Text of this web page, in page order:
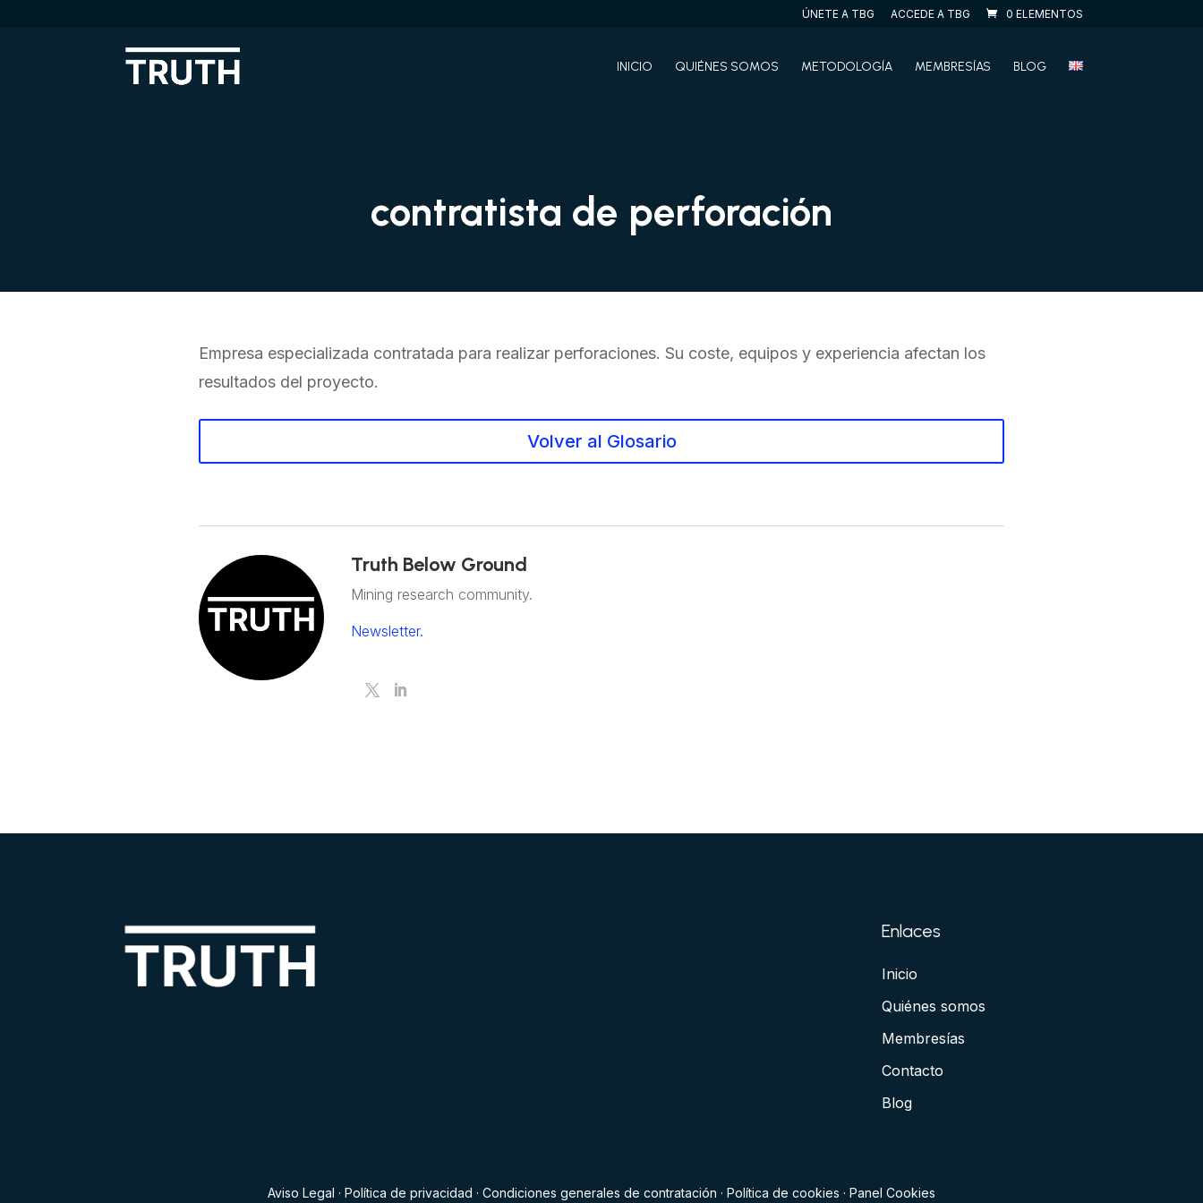
ÚNETE A TBG ACCEDE A TBG 0 ELEMENTOS
INICIO QUIÉNES SOMOS METODOLOGÍA MEMBRESÍAS BLOG
contratista de perforación
Empresa especializada contratada para realizar perforaciones. Su coste, equipos y experiencia afectan los
resultados del proyecto.
Volver al Glosario
Truth Below Ground
Mining research community.
Newsletter.
Enlaces
Inicio
Quiénes somos
Membresías
Contacto
Blog
Aviso Legal · Política de privacidad · Condiciones generales de contratación · Política de cookies · Panel Cookies